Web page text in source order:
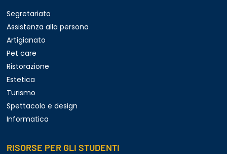
Segretariato
Assistenza alla persona
Artigianato
Pet care
Ristorazione
Estetica
Turismo
Spettacolo e design
Informatica
RISORSE PER GLI STUDENTI